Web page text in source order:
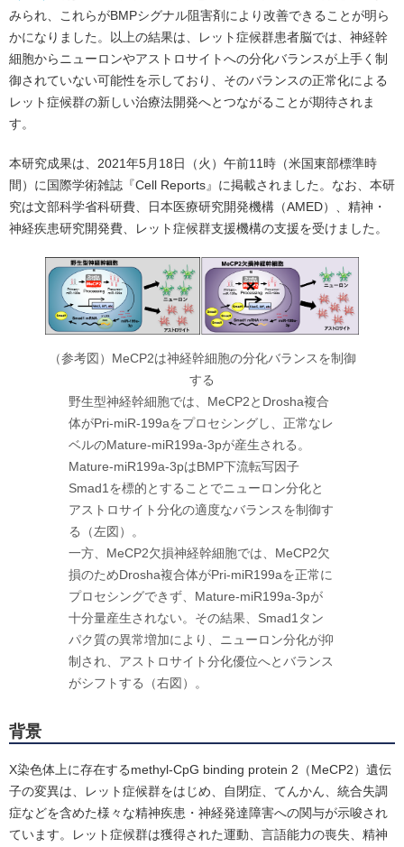
みられ、これらがBMPシグナル阻害剤により改善できることが明ら
かになりました。以上の結果は、レット症候群患者脳では、神経幹
細胞からニューロンやアストロサイトへの分化バランスが上手く制
御されていない可能性を示しており、そのバランスの正常化による
レット症候群の新しい治療法開発へとつながることが期待されま
す。
本研究成果は、2021年5月18日（火）午前11時（米国東部標準時
間）に国際学術雑誌『Cell Reports』に掲載されました。なお、本研
究は文部科学省科研費、日本医療研究開発機構（AMED）、精神・
神経疾患研究開発費、レット症候群支援機構の支援を受けました。
（参考図）MeCP2は神経幹細胞の分化バランスを制御
する
野生型神経幹細胞では、MeCP2とDrosha複合
体がPri-miR-199aをプロセシングし、正常なレ
ベルのMature-miR199a-3pが産生される。
Mature-miR199a-3pはBMP下流転写因子
Smad1を標的とすることでニューロン分化と
アストロサイト分化の適度なバランスを制御す
る（左図）。
一方、MeCP2欠損神経幹細胞では、MeCP2欠
損のためDrosha複合体がPri-miR199aを正常に
プロセシングできず、Mature-miR199a-3pが
十分量産生されない。その結果、Smad1タン
パク質の異常増加により、ニューロン分化が抑
制され、アストロサイト分化優位へとバランス
がシフトする（右図）。
背景
X染色体上に存在するmethyl-CpG binding protein 2（MeCP2）遺伝
子の変異は、レット症候群をはじめ、自閉症、てんかん、統合失調
症などを含めた様々な精神疾患・神経発達障害への関与が示唆され
ています。レット症候群は獲得された運動、言語能力の喪失、精神